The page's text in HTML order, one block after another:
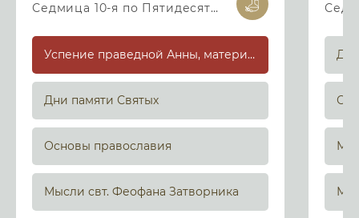
Седмица 10-я по Пятидесятнице
Успение праведной Анны, матери Пресвятой Богородицы
Дни памяти Святых
Основы православия
Мысли свт. Феофана Затворника